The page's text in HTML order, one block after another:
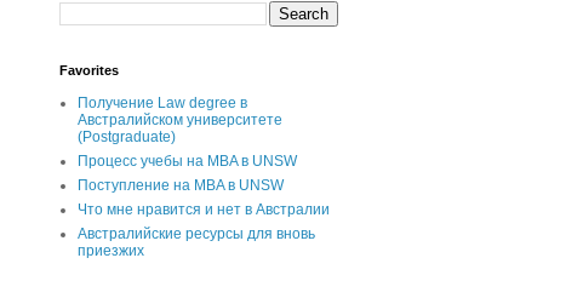
Favorites
Получение Law degree в
Австралийском университете
(Postgraduate)
Процесс учебы на MBA в UNSW
Поступление на MBA в UNSW
Что мне нравится и нет в Австралии
Австралийские ресурсы для вновь
приезжих